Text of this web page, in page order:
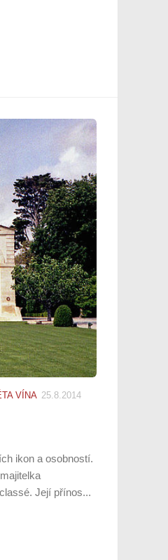
VÍNA 25.8.2014
ikon a osobností.
Její přínos...